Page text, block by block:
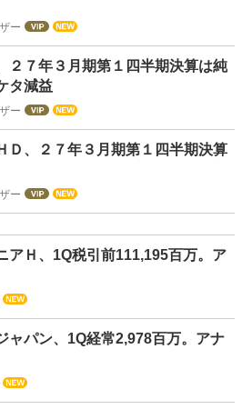
ー
２７年３月期第１四半期決算は純
タ減益
ー
Ｄ、２７年３月期第１四半期決算
ー
アＨ、1Q税引前111,195百万。ア
ャパン、1Q経常2,978百万。アナ